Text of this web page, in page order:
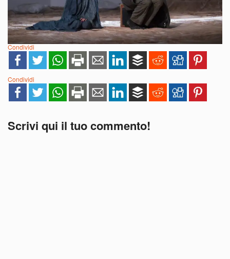
Condividi
Condividi
Scrivi qui il tuo commento!